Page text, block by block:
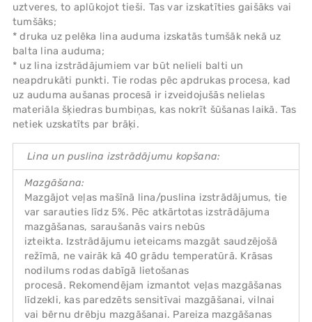
uztveres, to aplūkojot tieši. Tas var izskatīties gaišāks vai
tumšāks;
* druka uz pelēka lina auduma izskatās tumšāk nekā uz
balta lina auduma;
* uz lina izstrādājumiem var būt nelieli balti un
neapdrukāti punkti. Tie rodas pēc apdrukas procesa, kad
uz auduma aušanas procesā ir izveidojušās nelielas
materiāla šķiedras bumbiņas, kas nokrīt šūšanas laikā. Tas
netiek uzskatīts par brāķi.
Lina un puslina izstrādājumu kopšana:
Mazgāšana:
Mazgājot veļas mašīnā lina/puslina izstrādājumus, tie
var sarauties līdz 5%. Pēc atkārtotas izstrādājuma
mazgāšanas, saraušanās vairs nebūs
izteikta. Izstrādājumu ieteicams mazgāt saudzējošā
režīmā, ne vairāk kā 40 grādu temperatūrā. Krāsas
nodilums rodas dabīgā lietošanas
procesā. Rekomendējam izmantot veļas mazgāšanas
līdzekli, kas paredzēts sensitīvai mazgāšanai, vilnai
vai bērnu drēbju mazgāšanai. Pareiza mazgāšanas